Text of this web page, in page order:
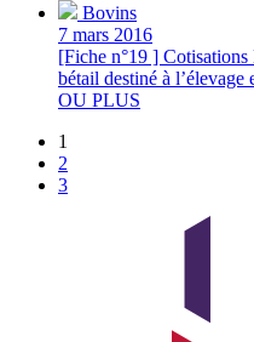
Bovins
7 mars 2016
[Fiche n°19 ]
bétail destiné à
OU PLUS
1
2
3